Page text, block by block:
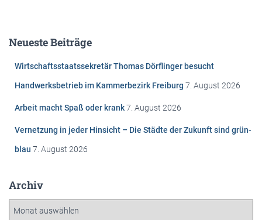
n
Neueste Beiträge
Wirtschaftsstaatssekretär Thomas Dörflinger besucht
Handwerksbetrieb im Kammerbezirk Freiburg 7. August 2026
Arbeit macht Spaß oder krank7. August 2026
Vernetzung in jeder Hinsicht – Die Städte der Zukunft sind grün-
blau 7. August 2026
Archiv